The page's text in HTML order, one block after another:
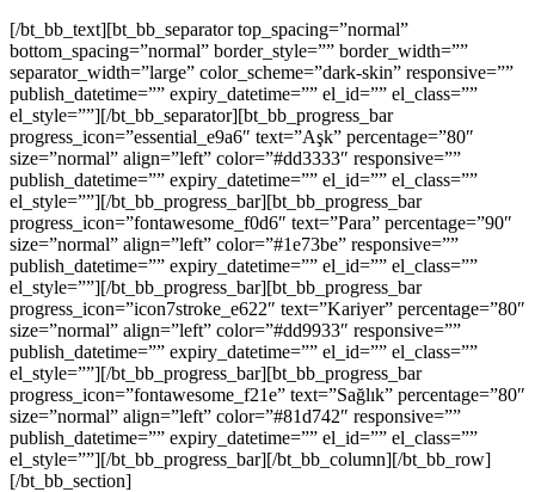
[/bt_bb_text][bt_bb_separator top_spacing=”normal”
bottom_spacing=”normal” border_style=”” border_width=””
separator_width=”large” color_scheme=”dark-skin” responsive=””
publish_datetime=”” expiry_datetime=”” el_id=”” el_class=””
el_style=””][/bt_bb_separator][bt_bb_progress_bar
progress_icon=”essential_e9a6″ text=”Aşk” percentage=”80″
size=”normal” align=”left” color=”#dd3333″ responsive=””
publish_datetime=”” expiry_datetime=”” el_id=”” el_class=””
el_style=””][/bt_bb_progress_bar][bt_bb_progress_bar
progress_icon=”fontawesome_f0d6″ text=”Para” percentage=”90″
size=”normal” align=”left” color=”#1e73be” responsive=””
publish_datetime=”” expiry_datetime=”” el_id=”” el_class=””
el_style=””][/bt_bb_progress_bar][bt_bb_progress_bar
progress_icon=”icon7stroke_e622″ text=”Kariyer” percentage=”80″
size=”normal” align=”left” color=”#dd9933″ responsive=””
publish_datetime=”” expiry_datetime=”” el_id=”” el_class=””
el_style=””][/bt_bb_progress_bar][bt_bb_progress_bar
progress_icon=”fontawesome_f21e” text=”Sağlık” percentage=”80″
size=”normal” align=”left” color=”#81d742″ responsive=””
publish_datetime=”” expiry_datetime=”” el_id=”” el_class=””
el_style=””][/bt_bb_progress_bar][/bt_bb_column][/bt_bb_row]
[/bt_bb_section]